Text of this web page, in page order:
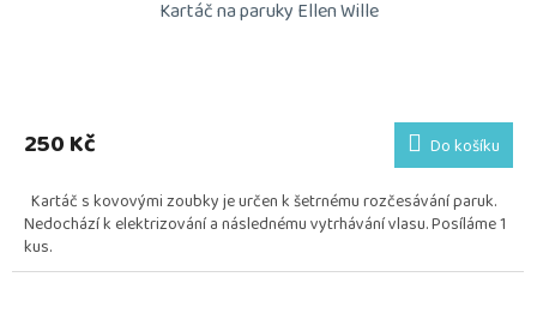
Kartáč na paruky Ellen Wille
produktu
je
5
hvězdiček.
250 Kč Do košíku
Kartáč s kovovými zoubky je určen k šetrnému rozčesávání paruk.
Nedochází k elektrizování a následnému vytrhávání vlasu. Posíláme 1
kus.